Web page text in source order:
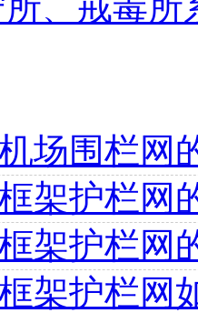
、戒毒所
场围栏网
架护栏网
架护栏网
架护栏网